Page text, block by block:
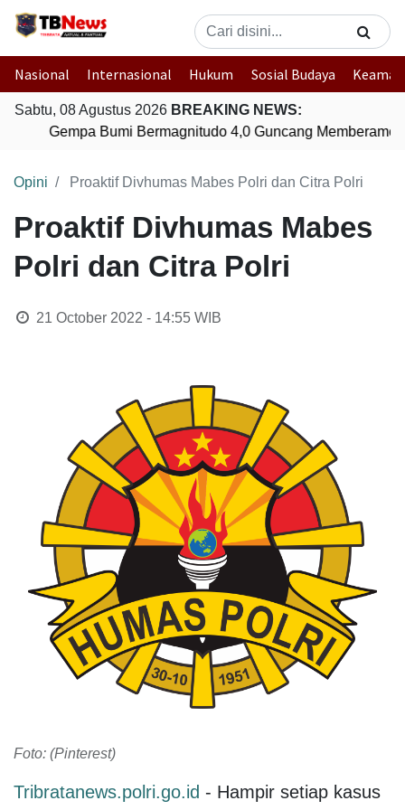
Nasional Internasional Hukum Sosial Budaya
Sabtu, 08 Agustus 2026 BREAKING NEWS:
Gempa Bumi Bermagnitudo 4,0 Guncang Memberamo
Opini Proaktif Divhumas Mabes Polri dan Citra Polri
Proaktif Divhumas Mabes
Polri dan Citra Polri
21 October 2022 - 14:55WIB
Foto: (Pinterest)
Tribratanews.polri.go.id - Hampir setiap kasus